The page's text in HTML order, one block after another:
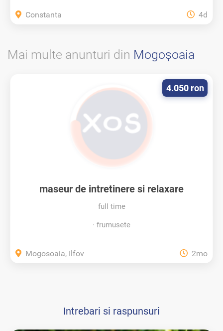
Constanta 4d
Mai multe anunturi din Mogoşoaia
maseur de intretinere si relaxare
full time
frumusete
4.050 ron
Mogosoaia, Ilfov 2mo
Intrebari si raspunsuri